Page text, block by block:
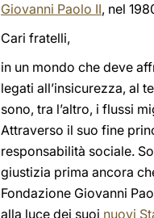
Giovanni Paolo II, nel
Cari fratelli,
in un mondo che deve
legati all’insicurezza, al
sono, tra l’altro, i flussi
Attraverso il suo fine
responsabilità sociale.
giustizia prima ancora
Fondazione Giovanni
alla luce dei suoi nuovi